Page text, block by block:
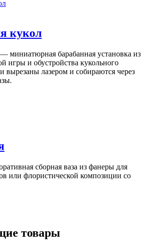
кукол
миниатюрная барабанная установка из
игры и обустройства кукольного
вырезаны лазером и собираются через
сборная ваза из фанеры для
или флористической композиции со
товары